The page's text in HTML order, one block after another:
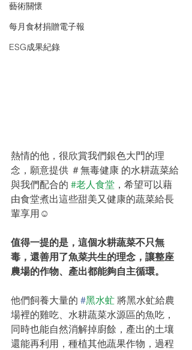
藝術關懷
每月食材捐贈電子報
ESG成果紀錄
熱情的他，很欣賞我們銀色大門的理
念，願意提供 ＃無毒健康 的水耕蔬菜給
與我們配合的 #老人食堂 ，希望可以藉
由食堂煮出這些甜美又健康的蔬菜給長
輩享用☺️
值得一提的是，這個水耕蔬菜不只無
毒，還善用了魚菜共生的理念，讓整座
農場的作物、產出都能夠自主循環。
他們飼養大量的 #黑水虻 將黑水虻給農
場裡的雞吃、水耕蔬菜水源區的魚吃，
同時也能自然消解掉廚餘，產出的土壤
還能再利用，種植其他蔬果作物，過程